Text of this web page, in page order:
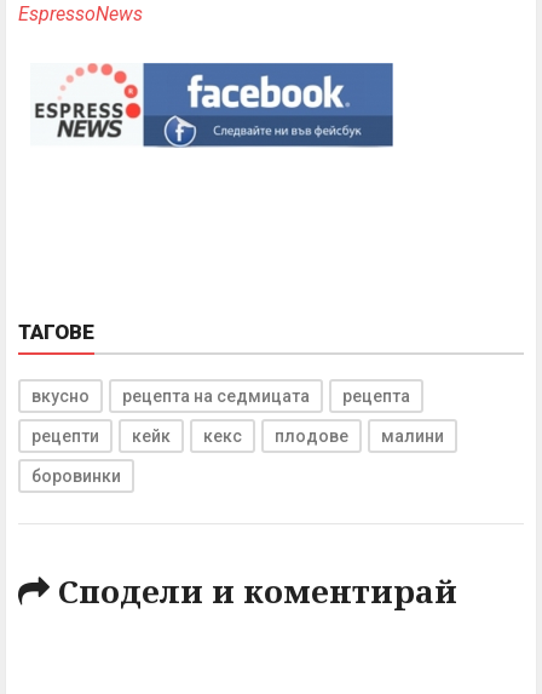
EspressoNews
ТАГОВЕ
вкусно рецепта на седмицата рецепта
рецепти кейк кекс плодове малини
боровинки
Сподели и коментирай